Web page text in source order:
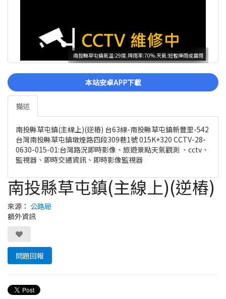
南投縣草屯鎮氣溫:29度.降雨率:70%.天氣:短暫陣雨或雷雨
本站安卓APP下載
描述
南投縣草屯鎮(主線上)(逆樁) 台63線-南投縣草屯鎮新豐里-542
台灣南投縣草屯鎮墩煌路四段309巷1號 015K+320 CCTV-28-
0630-015-01:台灣路況即時影像、旅遊景點天氣觀測 、cctv、
監視器、即時交通資訊、即時影像監視器
南投縣草屯鎮(主線上)(逆樁)
來源： 公路局
額外資訊
問題回報